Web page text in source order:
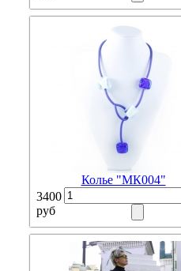
Колье "МК004"
3400
руб